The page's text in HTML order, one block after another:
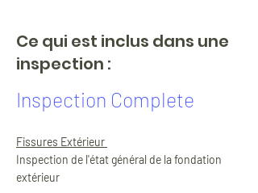
Ce qui est inclus dans une
inspection :
Inspection Complete
Fissures Extérieur
Inspection de l'état général de la fondation
extérieur